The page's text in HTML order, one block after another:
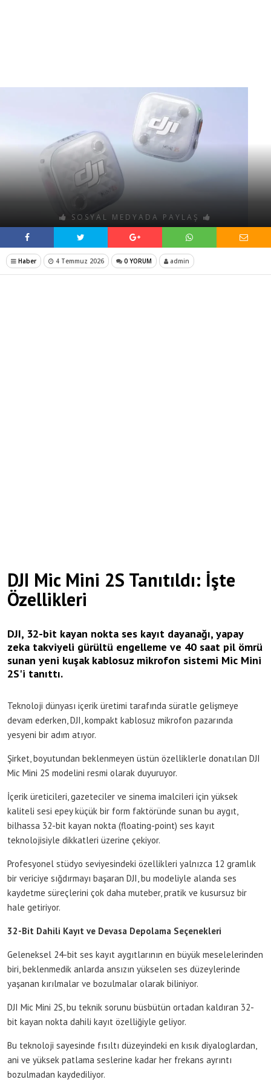
SOSYAL MEDYADA PAYLAŞ
Haber 4 Temmuz 2026 0 YORUM admin
DJI Mic Mini 2S Tanıtıldı: İşte
Özellikleri
DJI, 32-bit kayan nokta ses kayıt dayanağı, yapay
zeka takviyeli gürültü engelleme ve 40 saat pil ömrü
sunan yeni kuşak kablosuz mikrofon sistemi Mic Mini
2S'i tanıttı.
Teknoloji dünyası içerik üretimi tarafında süratle gelişmeye
devam ederken, DJI, kompakt kablosuz mikrofon pazarında
yesyeni bir adım atıyor.
Şirket, boyutundan beklenmeyen üstün özelliklerle donatılan DJI
Mic Mini 2S modelini resmi olarak duyuruyor.
İçerik üreticileri, gazeteciler ve sinema imalcileri için yüksek
kaliteli sesi epey küçük bir form faktöründe sunan bu aygıt,
bilhassa 32-bit kayan nokta (floating-point) ses kayıt
teknolojisiyle dikkatleri üzerine çekiyor.
Profesyonel stüdyo seviyesindeki özellikleri yalnızca 12 gramlık
bir vericiye sığdırmayı başaran DJI, bu modeliyle alanda ses
kaydetme süreçlerini çok daha muteber, pratik ve kusursuz bir
hale getiriyor.
32-Bit Dahili Kayıt ve Devasa Depolama Seçenekleri
Geleneksel 24-bit ses kayıt aygıtlarının en büyük meselelerinden
biri, beklenmedik anlarda ansızın yükselen ses düzeylerinde
yaşanan kırılmalar ve bozulmalar olarak biliniyor.
DJI Mic Mini 2S, bu teknik sorunu büsbütün ortadan kaldıran 32-
bit kayan nokta dahili kayıt özelliğiyle geliyor.
Bu teknoloji sayesinde fısıltı düzeyindeki en kısık diyaloglardan,
ani ve yüksek patlama seslerine kadar her frekans ayrıntı
bozulmadan kaydediliyor.